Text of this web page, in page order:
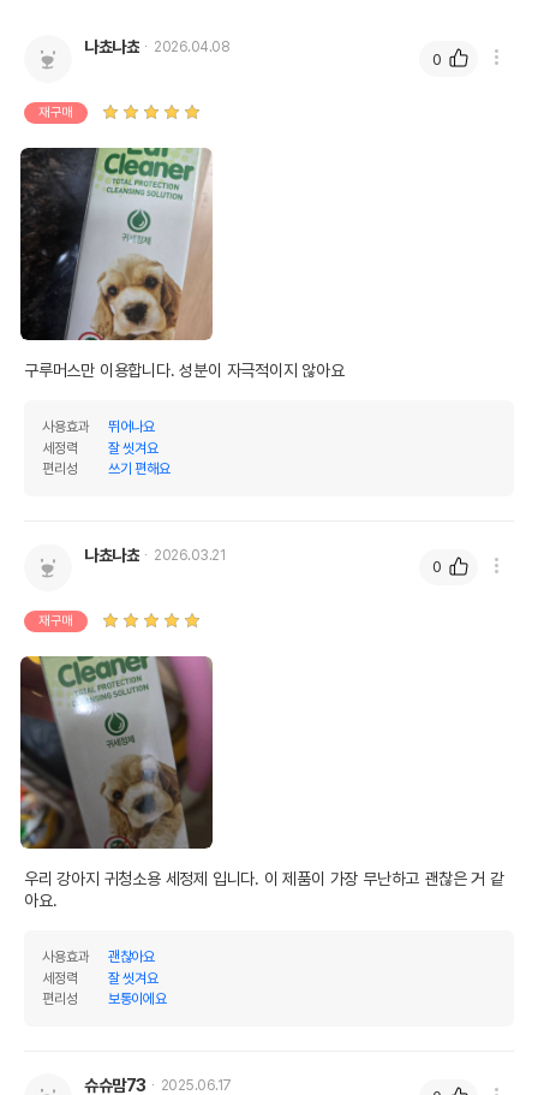
조회분
오메가3
오메가6
탄수화물
기타성분
제품 타입
* 브랜드사에서 제공한 정보로 모든 책임은 브랜드사에 있습니다.
* 해당 정보는 브랜드사 사정에 의해 일부 변경될 수 있습니다.
상품 필수 정보
품명 및 모델명
법에 의한 인증,허가 등을
받았음을 확인할수 있는
경우 그에 대한 사항
제조국 또는 원산지 대한민국
제조자,수입품의 경우
AS책임자와 전화번호
또는 소비자상담 관련
이후인 상품이 출고됩니다.
나쵸나쵸 2026.04.08
재구매
구루머스만 이용합니다. 성분이 자극적이지 않아요
사용효과
뛰어나요
세정력
잘 씻겨요
편리성
쓰기 편해요
0
나쵸나쵸 2026.03.21
재구매
우리 강아지 귀청소용 세정제 입니다. 이 제품이 가장 무난하고 괜찮은 거 같
아요.
사용효과
괜찮아요
세정력
잘 씻겨요
편리성
보통이에요
0
슈슈맘73
2025.06.17